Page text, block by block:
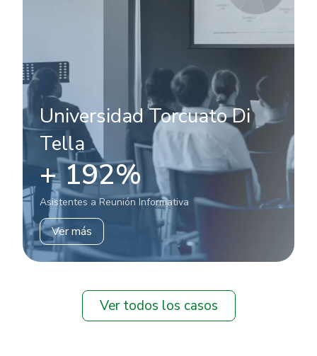
Universidad Torcuato Di
Tella
+ 192%
Asistentes a Reunión Informativa
Ver más
Ver todos los casos